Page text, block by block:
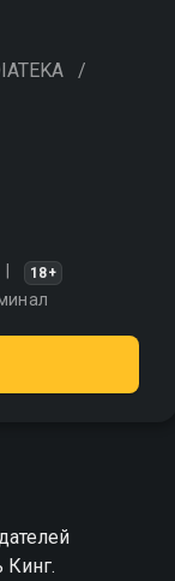
/
18+